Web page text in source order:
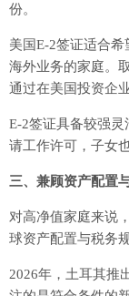
份。
美国E-2签证适合
海外业务的家庭。
通过在美国投资企
E-2签证具备较强
请工作许可，子女
三、兼顾资产配置
对高净值家庭来说
球资产配置与税务
2026年，土耳其推